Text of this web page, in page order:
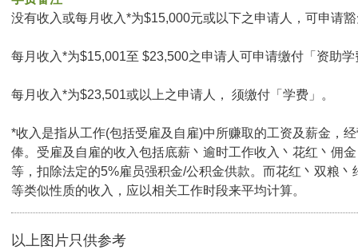
没有收入或每月收入*为$15,000元或以下之申请人，可申请
每月收入*为$15,001至 $23,500之申请人可申请缴付「资助学
每月收入*为$23,501或以上之申请人， 须缴付「学费」。
*收入是指从工作(包括受雇及自雇)中所赚取的工资及薪金，
俸。受雇及自雇的收入包括底薪丶逾时工作收入丶花红丶佣
等，扣除法定的5%雇员强积金/公积金供款。而花红丶双粮丶
等类似性质的收入，应以相关工作时段来平均计算。
以上图片只供参考